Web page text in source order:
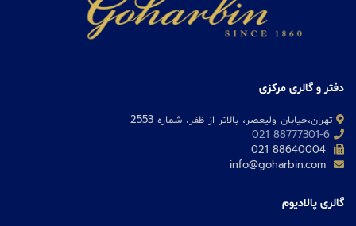
دفتر و گالری مرکزی
تهران،خیابان ولیعصر، بالاتر از ظفر، شماره 2553
88777301-6 021
گالری پالادیوم